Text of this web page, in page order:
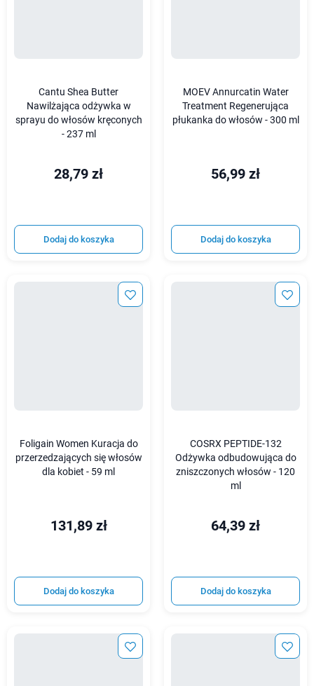
Cantu Shea Butter
Nawilżająca odżywka w
sprayu do włosów kręconych
- 237 ml
28,79 zł
Dodaj do koszyka
MOEV Annurcatin Water
Treatment Regenerująca
płukanka do włosów - 300 ml
56,99 zł
Dodaj do koszyka
Foligain Women Kuracja do
przerzedzających się włosów
dla kobiet - 59 ml
131,89 zł
Dodaj do koszyka
COSRX PEPTIDE-132
Odżywka odbudowująca do
zniszczonych włosów - 120
ml
64,39 zł
Dodaj do koszyka